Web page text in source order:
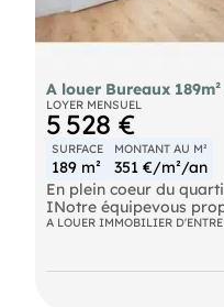
A louer Bureaux
LOYER MENSUEL
5 528 €
SURFACE
189 m²
MONTANT AU M²
351 €/m²/an
En plein coeur du
INotre équipevous
dérogatoire un espace
Ce bien bénéficiant de
hauteur sous plafond
de 11 m² conviendra
A LOUER IMMOBILIER